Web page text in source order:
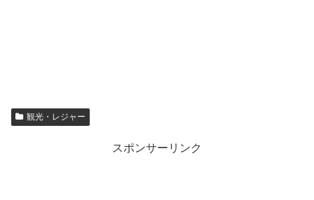
観光・レジャー
スポンサーリンク